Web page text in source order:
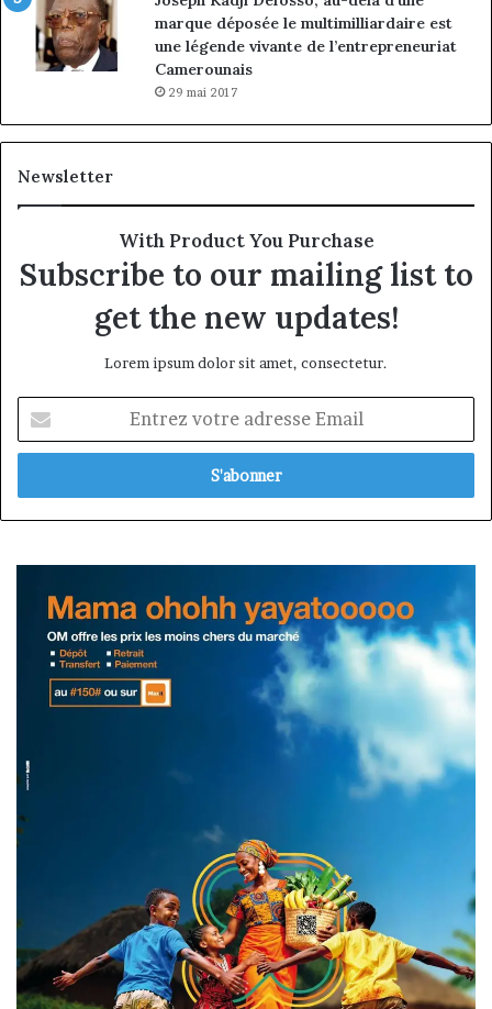
marque déposée le multimilliardaire est
une légende vivante de l’entrepreneuriat
Camerounais
29 mai 2017
Newsletter
With Product You Purchase
Subscribe to our mailing list to
get the new updates!
Lorem ipsum dolor sit amet, consectetur.
votre
adresse